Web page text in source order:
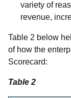
variety of
revenue,
Table 2 below
of how the
Scorecard:
Table 2